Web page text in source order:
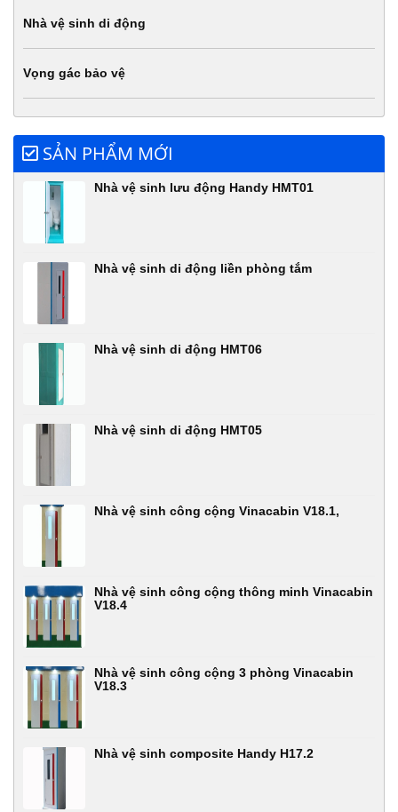
Nhà vệ sinh di động
Vọng gác bảo vệ
SẢN PHẨM MỚI
Nhà vệ sinh lưu động Handy HMT01
Nhà vệ sinh di động liền phòng tắm
Nhà vệ sinh di động HMT06
Nhà vệ sinh di động HMT05
Nhà vệ sinh công cộng Vinacabin V18.1,
Nhà vệ sinh công cộng thông minh Vinacabin
V18.4
Nhà vệ sinh công cộng 3 phòng Vinacabin
V18.3
Nhà vệ sinh composite Handy H17.2